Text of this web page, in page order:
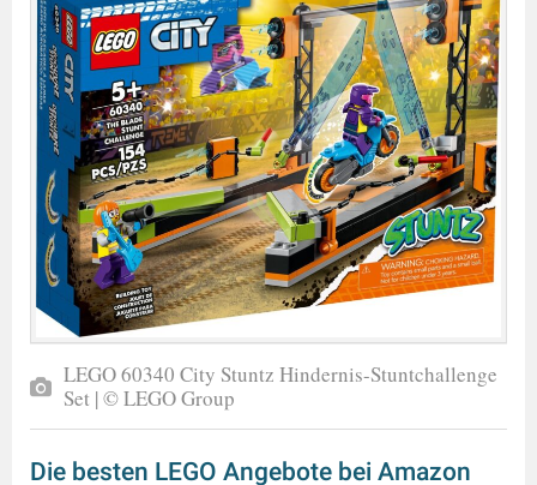
LEGO 60340 City Stuntz Hindernis-Stuntchallenge
Set | © LEGO Group
Die besten LEGO Angebote bei Amazon